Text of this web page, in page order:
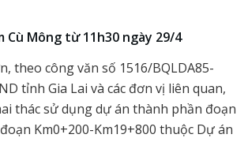
Mông từ 11h30 ngày 29/4
theo công văn số 1516/BQLDA85-
tỉnh Gia Lai và các đơn vị liên quan,
thác sử dụng dự án thành phần đoạn
Km0+200-Km19+800 thuộc Dự án